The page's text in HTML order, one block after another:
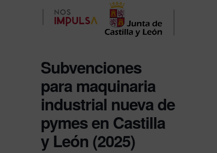
Subvenciones
para maquinaria
industrial nueva de
pymes en Castilla
y León (2025)